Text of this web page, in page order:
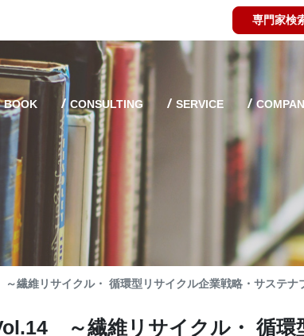
専門家検
BOOK CONSULTING SERVICE
繊維リサイクル・ 循環型リサイクル企業戦略・サステナ
～繊維リサイクル・ 循環